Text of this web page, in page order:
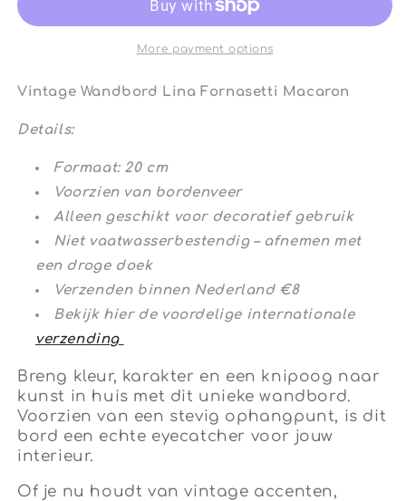
Macaron
Fornasetti
Macaron
More payment options
Vintage Wandbord Lina Fornasetti Macaron
Details:
Formaat: 20 cm
Voorzien van bordenveer
Alleen geschikt voor decoratief gebruik
Niet vaatwasserbestendig – afnemen met
een droge doek
Verzenden binnen Nederland €8
Bekijk hier de voordelige internationale
verzending
Breng kleur, karakter en een knipoog naar
kunst in huis met dit unieke wandbord.
Voorzien van een stevig ophangpunt, is dit
bord een echte eyecatcher voor jouw
interieur.
Of je nu houdt van vintage accenten,